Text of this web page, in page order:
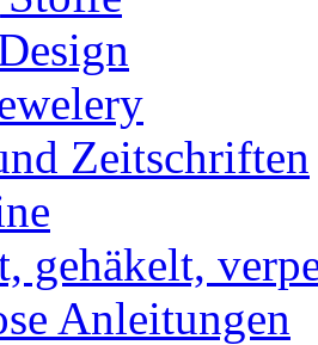
Zeitschriften
gehäkelt,
Anleitungen